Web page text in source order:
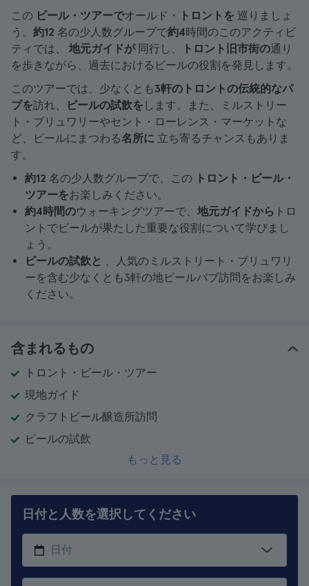
この ビール・ツアーでオールド・ トロントを 巡りましょ
う。 約12 名の少人数グループで約4時間のこのアクティビ
ティでは、
地元ガイドが 同行し、 トロント旧市街の通り
を歩きながら、過去におけるビールの役割を発見します。
このツアーでは、少なくとも3軒のトロントの伝統的なパ
ブを訪れ、 ビールの試飲を します。また、ミルストリー
ト・ブリュワリーやセント・ローレンス・マーケットな
ど、ビールにまつわる名所に 立ち寄るチャンスもありま
す。
約12 名の少人数グループで、この トロント・ビール・
ツアーをお楽しみください。
約4時間のウォーキングツアーで、 地元ガイドから トロ
ントでビールが果たした重要な役割について学びまし
ょう。
ビールの試飲と 、人気のミルストリート・ブリュワリ
ーを含む少なくとも3軒の地ビールパブ訪問をお楽しみ
ください。
含まれるもの
トロント・ビール・ツアー
現地ガイド
クラフトビール醸造所訪問
ビールの試飲
もっと見る
日付と人数を選択してください